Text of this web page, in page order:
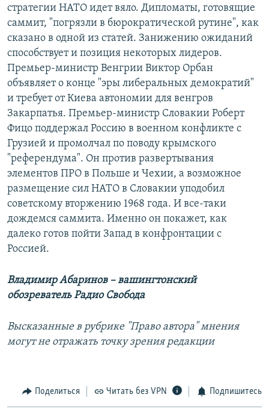
стратегии НАТО идет вяло. Дипломаты, готовящие
саммит, "погрязли в бюрократической рутине", как
сказано в одной из статей. Занижению ожиданий
способствует и позиция некоторых лидеров.
Премьер-министр Венгрии Виктор Орбан
объявляет о конце "эры либеральных демократий"
и требует от Киева автономии для венгров
Закарпатья. Премьер-министр Словакии Роберт
Фицо поддержал Россию в военном конфликте с
Грузией и промолчал по поводу крымского
"референдума". Он против развертывания
элементов ПРО в Польше и Чехии, а возможное
размещение сил НАТО в Словакии уподобил
советскому вторжению 1968 года. И все-таки
дождемся саммита. Именно он покажет, как
далеко готов пойти Запад в конфронтации с
Россией.
Владимир Абаринов – вашингтонский
обозреватель Радио Свобода
Высказанные в рубрике "Право автора" мнения
могут не отражать точку зрения редакции
Поделиться Читать без VPN Подпишитесь